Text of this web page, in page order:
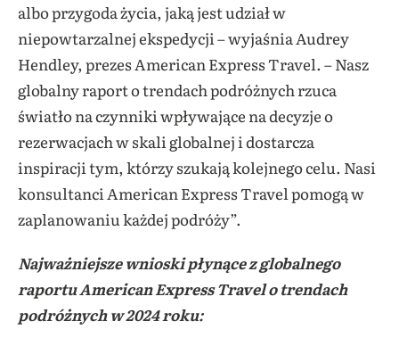
albo przygoda życia, jaką jest udział w
niepowtarzalnej ekspedycji – wyjaśnia Audrey
Hendley, prezes American Express Travel. – Nasz
globalny raport o trendach podróżnych rzuca
światło na czynniki wpływające na decyzje o
rezerwacjach w skali globalnej i dostarcza
inspiracji tym, którzy szukają kolejnego celu. Nasi
konsultanci American Express Travel pomogą w
zaplanowaniu każdej podróży”.
Najważniejsze wnioski płynące z globalnego
raportu American Express Travel o trendach
podróżnych w 2024 roku: